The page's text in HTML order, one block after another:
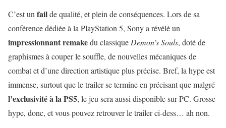
C’est un failde qualité, et plein de conséquences. Lors de sa
conférence dédiée à la PlayStation 5, Sony a révélé un
impressionnant remakedu classique Demon’s Souls, doté de
graphismes à couper le souffle, de nouvelles mécaniques de
combat et d’une direction artistique plus précise. Bref, la hype est
immense, surtout que le trailer se termine en précisant que malgré
l’exclusivité à la PS5, le jeu sera aussi disponible sur PC. Grosse
hype, donc, et vous pouvez retrouver le trailer ci-dess… ah non.